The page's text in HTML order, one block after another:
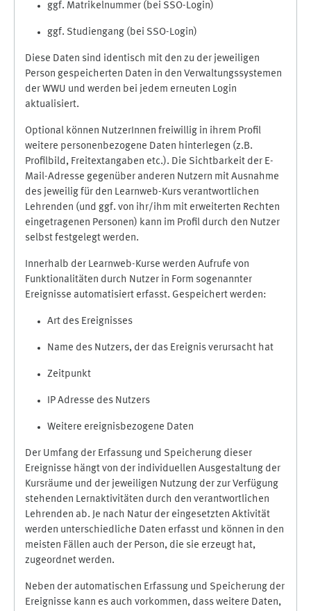
ggf. Matrikelnummer (bei SSO-Login)
ggf. Studiengang (bei SSO-Login)
Diese Daten sind identisch mit den zu der jeweiligen
Person gespeicherten Daten in den Verwaltungssystemen
der WWU und werden bei jedem erneuten Login
aktualisiert.
Optional können NutzerInnen freiwillig in ihrem Profil
weitere personenbezogene Daten hinterlegen (z.B.
Profilbild, Freitextangaben etc.). Die Sichtbarkeit der E-
Mail-Adresse gegenüber anderen Nutzern mit Ausnahme
des jeweilig für den Learnweb-Kurs verantwortlichen
Lehrenden (und ggf. von ihr/ihm mit erweiterten Rechten
eingetragenen Personen) kann im Profil durch den Nutzer
selbst festgelegt werden.
Innerhalb der Learnweb-Kurse werden Aufrufe von
Funktionalitäten durch Nutzer in Form sogenannter
Ereignisse automatisiert erfasst. Gespeichert werden:
Art des Ereignisses
Name des Nutzers, der das Ereignis verursacht hat
Zeitpunkt
IP Adresse des Nutzers
Weitere ereignisbezogene Daten
Der Umfang der Erfassung und Speicherung dieser
Ereignisse hängt von der individuellen Ausgestaltung der
Kursräume und der jeweiligen Nutzung der zur Verfügung
stehenden Lernaktivitäten durch den verantwortlichen
Lehrenden ab. Je nach Natur der eingesetzten Aktivität
werden unterschiedliche Daten erfasst und können in den
meisten Fällen auch der Person, die sie erzeugt hat,
zugeordnet werden.
Neben der automatischen Erfassung und Speicherung der
Ereignisse kann es auch vorkommen, dass weitere Daten,